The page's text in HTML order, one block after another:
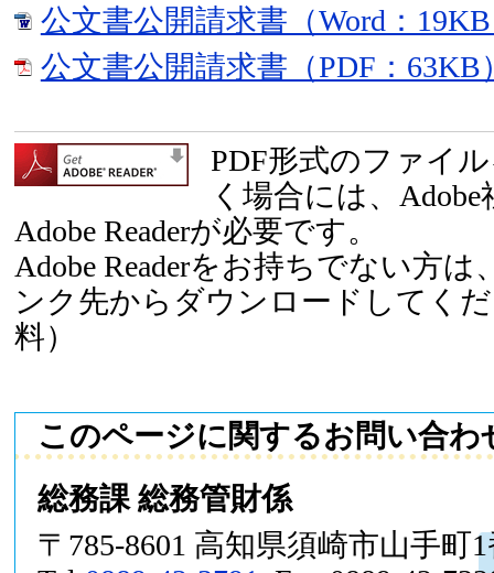
公文書公開請求書（Word：
公文書公開請求書（PDF：63KB
PDF形式のファイ
く場合には、
Adobe Readerが必要です。
Adobe Readerをお持ちでない方は
ンク先からダウンロードしてく
料）
このページに関するお問い合わ
総務課 総務管財係
〒785-8601 高知県須崎市山手町